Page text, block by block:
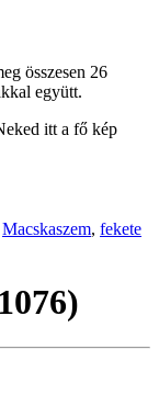
összesen 26
együtt.
itt a fő kép
Macskaszem, fekete